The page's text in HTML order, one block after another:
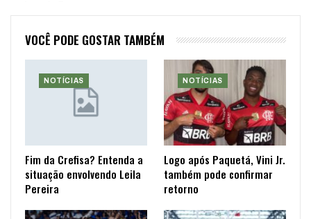
VOCÊ PODE GOSTAR TAMBÉM
NOTÍCIAS
Fim da Crefisa? Entenda a
situação envolvendo Leila
Pereira
NOTÍCIAS
Logo após Paquetá, Vini Jr.
também pode confirmar
retorno